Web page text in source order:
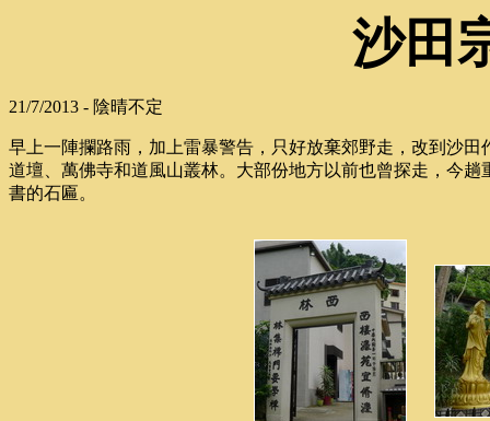
沙田
21/7/2013 - 陰晴不定
早上一陣攔路雨，加上雷暴警告，只好放棄郊野走，改到沙
道壇、萬佛寺和道風山叢林。大部份地方以前也曾探走，今
書的石匾。